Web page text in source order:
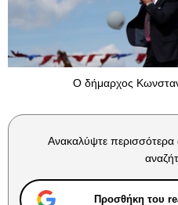
Ο δήμαρχος
Ανακαλύψτε
Προσθήκη του